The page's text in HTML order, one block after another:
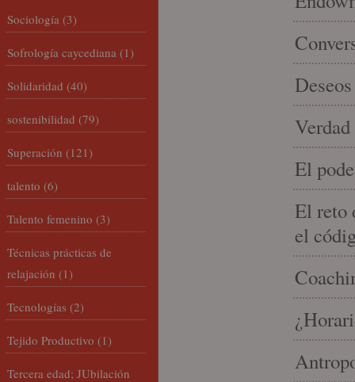
El
El reto
el
Sociología (3)
Sofrología caycediana (1)
Solidaridad (40)
sostenibilidad (79)
Superación (121)
talento (6)
Talento femenino (3)
Técnicas prácticas de
relajación (1)
Tecnologías (2)
Tejido Productivo (1)
Tercera edad; JUbilación